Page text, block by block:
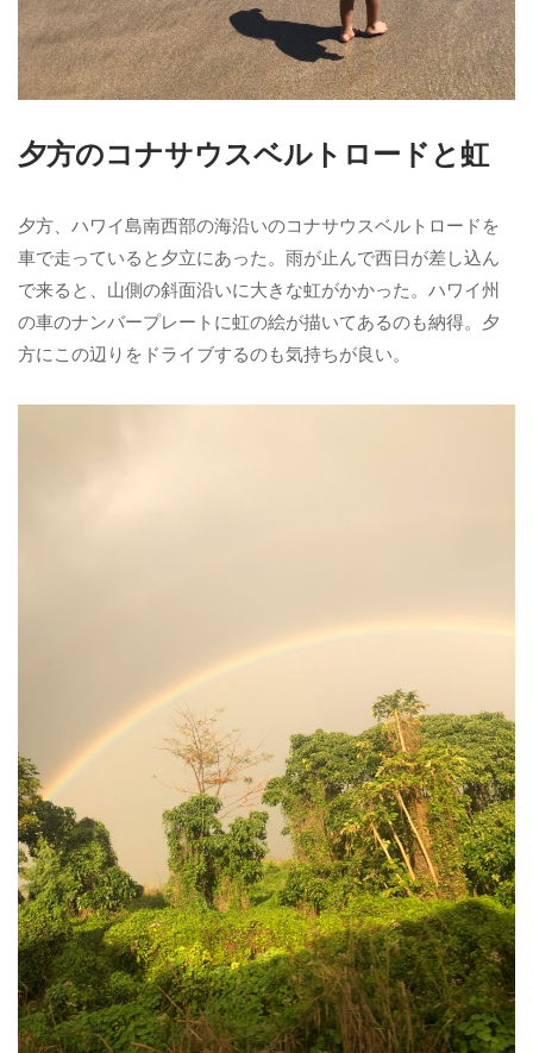
夕方のコナサウスベルトロードと虹
夕方、ハワイ島南西部の海沿いのコナサウスベルトロードを
車で走っていると夕立にあった。雨が止んで西日が差し込ん
で来ると、山側の斜面沿いに大きな虹がかかった。ハワイ州
の車のナンバープレートに虹の絵が描いてあるのも納得。夕
方にこの辺りをドライブするのも気持ちが良い。